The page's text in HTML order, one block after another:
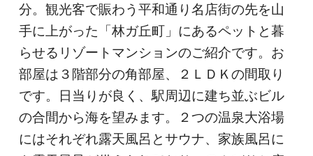
分。観光客で賑わう平和通り名店街の先を山
手に上がった「林ガ丘町」にあるペットと暮
らせるリゾートマンションのご紹介です。お
部屋は３階部分の角部屋、２ＬＤＫの間取り
です。日当りが良く、駅周辺に建ち並ぶビル
の合間から海を望みます。２つの温泉大浴場
にはそれぞれ露天風呂とサウナ、家族風呂に